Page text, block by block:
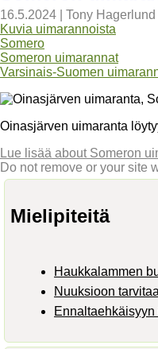
16.5.2024
Tony Hagerlund
Kuvia uimarannoista
Somero
Someron uimarannat
Varsinais-Suomen
Oinasjärven uimaranta
Lue lisää about Someron
Do not remove or your site
Mielipiteitä
Haukkalammen
Nuuksioon